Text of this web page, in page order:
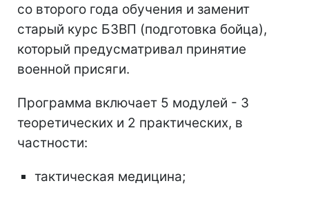
со второго года обучения и заменит
старый курс БЗВП (подготовка бойца),
который предусматривал принятие
военной присяги.
Программа включает 5 модулей - 3
теоретических и 2 практических, в
частности:
тактическая медицина;